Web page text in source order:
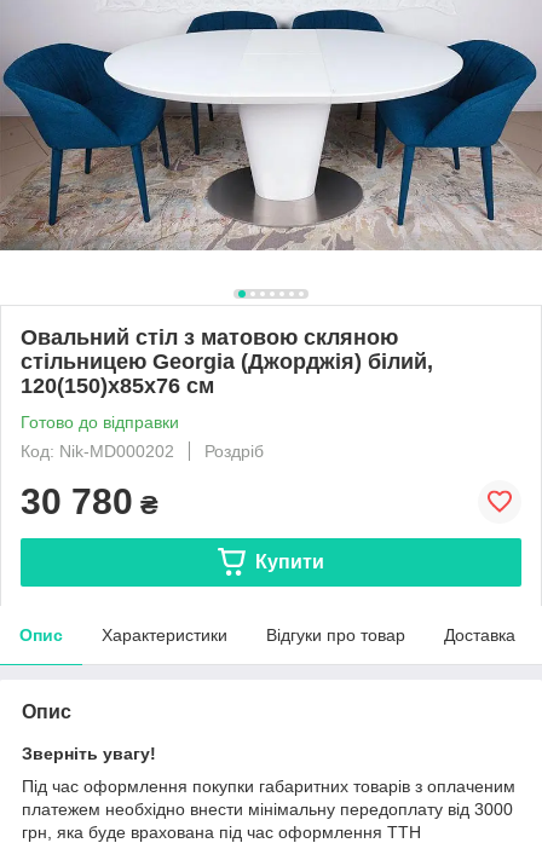
Овальний стіл з матовою скляною
стільницею Georgia (Джорджія) білий,
120(150)х85х76 см
Готово до відправки
Код: Nik-MD000202
Роздріб
30 780 ₴
Купити
Опис Характеристики Відгуки про товар Доставка
Опис
Зверніть увагу!
Під час оформлення покупки габаритних товарів з оплаченим
платежем необхідно внести мінімальну передоплату від 3000
грн, яка буде врахована під час оформлення ТТН